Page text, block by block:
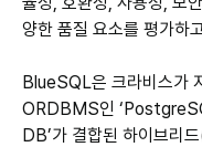
양한 품질 요소를 평가하
BlueSQL은 크라비스가
ORDBMS인
DB’가 결합된 하이브리